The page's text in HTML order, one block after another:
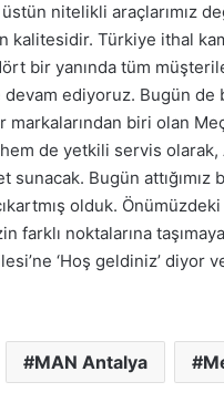
nitelikli araçlarımız
Türkiye ithal
bir yanında tüm
devam ediyoruz. Bugün
biri olan
de yetkili servis olarak,
Bugün
çıkartmış olduk.
farklı noktalarına
‘Hoş geldiniz’
MAN Antalya